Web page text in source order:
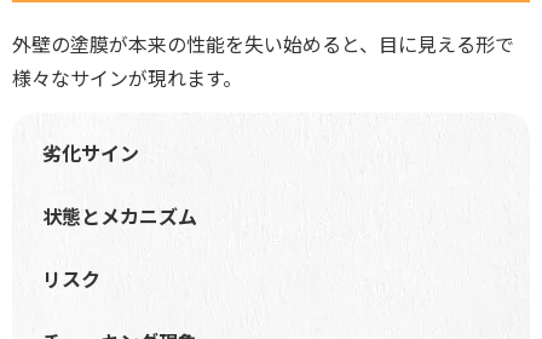
外壁の塗膜が本来の性能を失い始めると、目に見える形で
様々なサインが現れます。
劣化サイン
状態とメカニズム
リスク